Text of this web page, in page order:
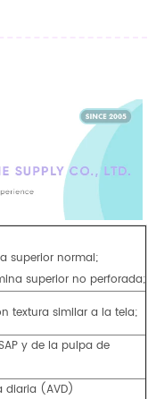
superior normal;
superior no perforada;
textura similar a la tela;
y de la pulpa de
diaria (AVD)